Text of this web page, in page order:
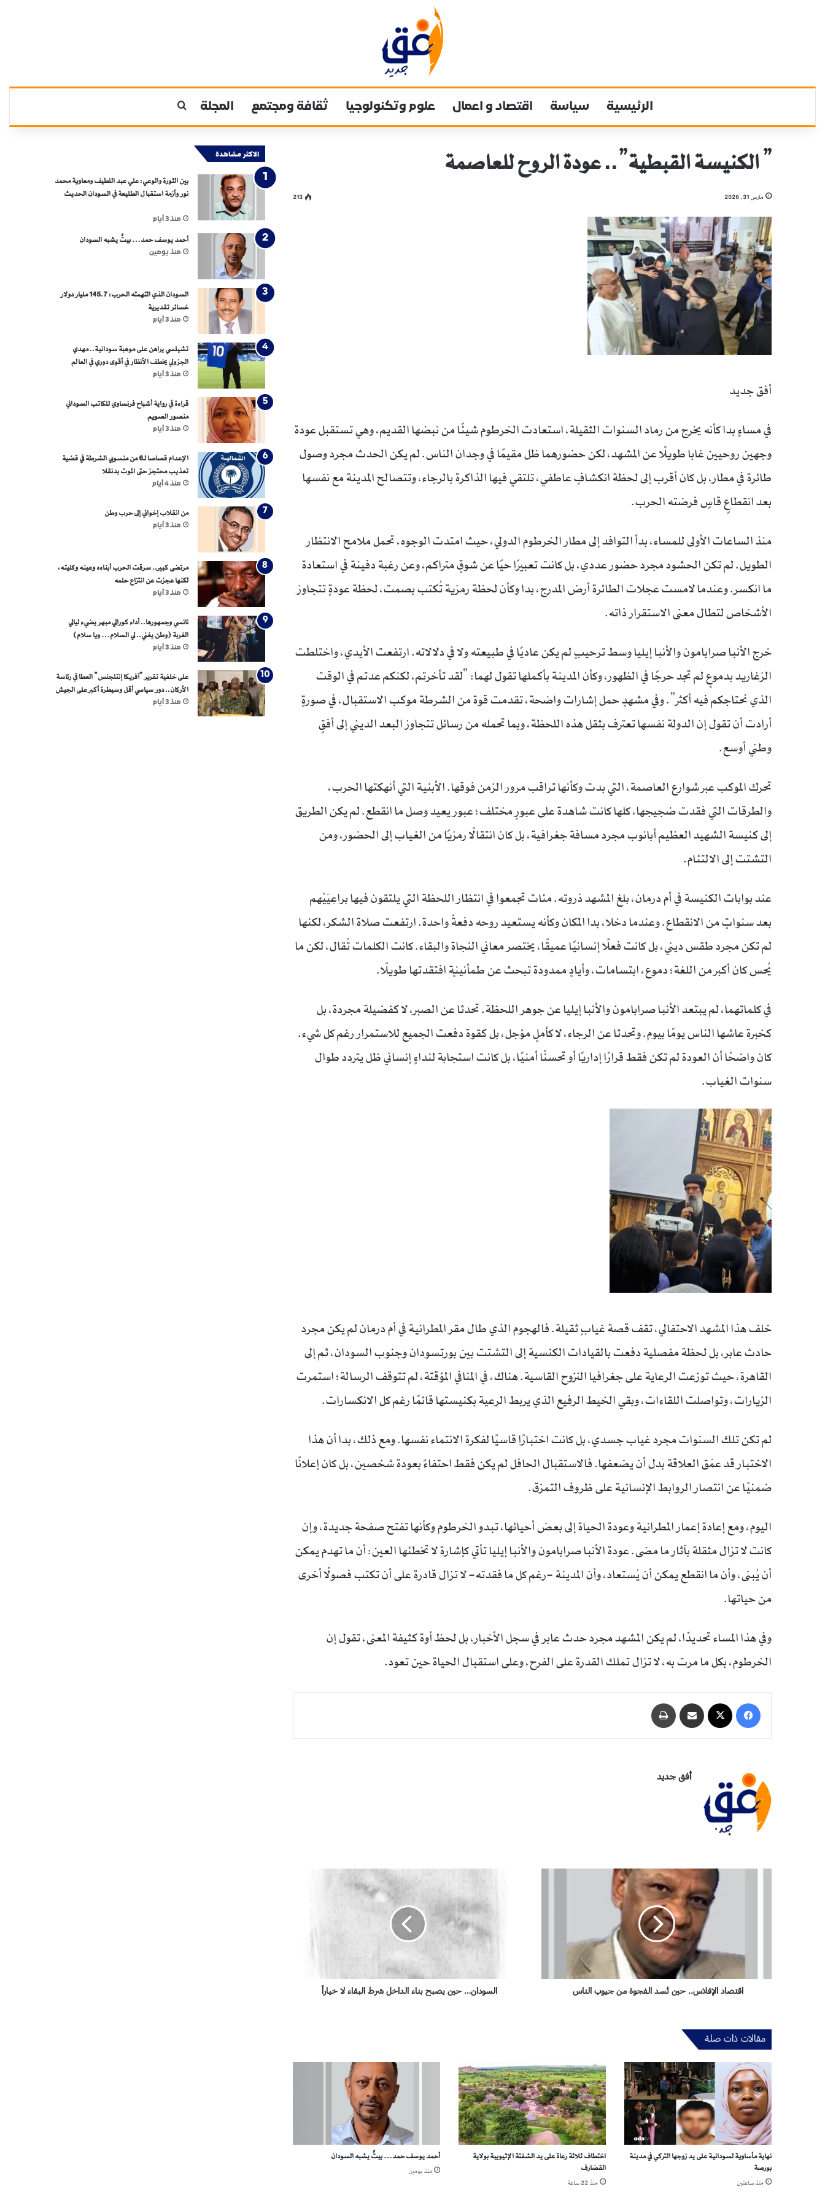
الرئيسية سياسة اقتصاد و اعمال علوم وتكنولوجيا ثقافة ومجتمع المجلة
” الكنيسة القبطية”.. عودة الروح للعاصمة
مارس 31, 2026 213
أفق جديد
في مساءٍ بدا كأنه يخرج من رماد السنوات الثقيلة، استعادت الخرطوم شيئًا من نبضها القديم، وهي تستقبل عودة
وجهين روحيين غابا طويلًا عن المشهد، لكن حضورهما ظل مقيمًا في وجدان الناس. لم يكن الحدث مجرد وصول
طائرة في مطار، بل كان أقرب إلى لحظة انكشافٍ عاطفي، تلتقي فيها الذاكرة بالرجاء، وتتصالح المدينة مع نفسها
بعد انقطاعٍ قاسٍ فرضته الحرب.
منذ الساعات الأولى للمساء، بدأ التوافد إلى مطار الخرطوم الدولي، حيث امتدت الوجوه، تحمل ملامح الانتظار
الطويل. لم تكن الحشود مجرد حضور عددي، بل كانت تعبيرًا حيًا عن شوقٍ متراكم، وعن رغبة دفينة في استعادة
ما انكسر. وعندما لامست عجلات الطائرة أرض المدرج، بدا وكأن لحظة رمزية تُكتب بصمت، لحظة عودةٍ تتجاوز
الأشخاص لتطال معنى الاستقرار ذاته.
خرج الأنبا صرابامون والأنبا إيليا وسط ترحيبٍ لم يكن عاديًا في طبيعته ولا في دلالاته. ارتفعت الأيدي، واختلطت
الزغاريد بدموعٍ لم تجد حرجًا في الظهور، وكأن المدينة بأكملها تقول لهما: “لقد تأخرتم، لكنكم عدتم في الوقت
الذي نحتاجكم فيه أكثر”. وفي مشهدٍ حمل إشارات واضحة، تقدمت قوة من الشرطة موكب الاستقبال، في صورةٍ
أرادت أن تقول إن الدولة نفسها تعترف بثقل هذه اللحظة، وبما تحمله من رسائل تتجاوز البعد الديني إلى أفقٍ
وطني أوسع.
تحرك الموكب عبر شوارع العاصمة، التي بدت وكأنها تراقب مرور الزمن فوقها. الأبنية التي أنهكتها الحرب،
والطرقات التي فقدت ضجيجها، كلها كانت شاهدة على عبورٍ مختلف؛ عبور يعيد وصل ما انقطع. لم يكن الطريق
إلى كنيسة الشهيد العظيم أبانوب مجرد مسافة جغرافية، بل كان انتقالًا رمزيًا من الغياب إلى الحضور، ومن
التشتت إلى الالتئام.
عند بوابات الكنيسة في أم درمان، بلغ المشهد ذروته. مئات تجمعوا في انتظار اللحظة التي يلتقون فيها براعِيَيْهم
بعد سنواتٍ من الانقطاع. وعندما دخلا، بدا المكان وكأنه يستعيد روحه دفعةً واحدة. ارتفعت صلاة الشكر، لكنها
لم تكن مجرد طقس ديني، بل كانت فعلًا إنسانيًا عميقًا، يختصر معاني النجاة والبقاء. كانت الكلمات تُقال، لكن ما
يُحس كان أكبر من اللغة؛ دموع، ابتسامات، وأيادٍ ممدودة تبحث عن طمأنينةٍ افتقدتها طويلًا.
في كلماتهما، لم يبتعد الأنبا صرابامون والأنبا إيليا عن جوهر اللحظة. تحدثا عن الصبر، لا كفضيلة مجردة، بل
كخبرة عاشها الناس يومًا بيوم. وتحدثا عن الرجاء، لا كأملٍ مؤجل، بل كقوة دفعت الجميع للاستمرار رغم كل شيء.
كان واضحًا أن العودة لم تكن فقط قرارًا إداريًا أو تحسنًا أمنيًا، بل كانت استجابة لنداءٍ إنساني ظل يتردد طوال
سنوات الغياب.
خلف هذا المشهد الاحتفالي، تقف قصة غيابٍ ثقيلة. فالهجوم الذي طال مقر المطرانية في أم درمان لم يكن مجرد
حادث عابر، بل لحظة مفصلية دفعت بالقيادات الكنسية إلى التشتت بين بورتسودان وجنوب السودان، ثم إلى
القاهرة، حيث توزعت الرعاية على جغرافيا النزوح القاسية. هناك، في المنافي المؤقتة، لم تتوقف الرسالة؛ استمرت
الزيارات، وتواصلت اللقاءات، وبقي الخيط الرفيع الذي يربط الرعية بكنيستها قائمًا رغم كل الانكسارات.
لم تكن تلك السنوات مجرد غياب جسدي، بل كانت اختبارًا قاسيًا لفكرة الانتماء نفسها. ومع ذلك، بدا أن هذا
الاختبار قد عمّق العلاقة بدل أن يضعفها. فالاستقبال الحافل لم يكن فقط احتفاءً بعودة شخصين، بل كان إعلانًا
ضمنيًا عن انتصار الروابط الإنسانية على ظروف التمزق.
اليوم، ومع إعادة إعمار المطرانية وعودة الحياة إلى بعض أحيائها، تبدو الخرطوم وكأنها تفتح صفحة جديدة، وإن
كانت لا تزال مثقلة بآثار ما مضى. عودة الأنبا صرابامون والأنبا إيليا تأتي كإشارة لا تخطئها العين: أن ما تهدم يمكن
أن يُبنى، وأن ما انقطع يمكن أن يُستعاد، وأن المدينة –رغم كل ما فقدته– لا تزال قادرة على أن تكتب فصولًا أخرى
من حياتها.
وفي هذا المساء تحديدًا، لم يكن المشهد مجرد حدث عابر في سجل الأخبار، بل لحظ أوة كثيفة المعنى، تقول إن
الخرطوم، بكل ما مرت به، لا تزال تملك القدرة على الفرح، وعلى استقبال الحياة حين تعود.
أفق جديد
إ
س
ي
ن
تُ
س
د
ا
ل
ف
ج
اقتصاد الإفلاس.. حين تُسد الفجوة من جيوب الناس
ب
ن
ا
ء
ا
ل
د
ا
السودان… حين يصبح بناء الداخل شرط البقاء لا خياراً
مقالات ذات صلة
نهاية مأساوية لسودانية على يد زوجها التركي في مدينة
بورصة
منذ ساعتين
اختطاف ثلاثة رعاة على يد الشفتة الإثيوبية بولاية
القضارف
منذ 22 ساعة
أحمد يوسف حمد… بيتٌ يشبه السودان
منذ يومين
الاكثر مشاهدة
بين الثورة والوعي: علي عبد اللطيف ومعاوية محمد
نور وأزمة استقبال الطليعة في السودان الحديث
منذ 3 أيام
أحمد يوسف حمد… بيتٌ يشبه السودان
منذ يومين
السودان الذي التهمته الحرب: 145.7 مليار دولار
خسائر تقديرية
منذ 3 أيام
تشيلسي يراهن على موهبة سودانية.. مهدي
الجزولي يخطف الأنظار في أقوى دوري في العالم
منذ 3 أيام
قراءة في رواية أشباح فرنساوي للكاتب السوداني
منصور الصويم
منذ 3 أيام
الإعدام قصاصا لـ6 من منسوبي الشرطة في قضية
تعذيب محتجز حتى الموت بدنقلا
منذ 4 أيام
من انقلاب إخواني إلى حرب وطن
منذ 3 أيام
مرتضى كبير.. سرقت الحرب أبناءه وعينه وكليته،
لكنها عجزت عن انتزاع حلمه
منذ 3 أيام
نانسي وجمهورها.. أداء كورالي مبهر يضيء ليالي
الغربة (وطن يغني.. لي السلام… ويا سلام)
منذ 3 أيام
على خلفية تقرير “آفريكا إنتلجنس” العطا في رئاسة
الأركان.. دور سياسي أقل وسيطرة أكبر على الجيش
منذ 3 أيام